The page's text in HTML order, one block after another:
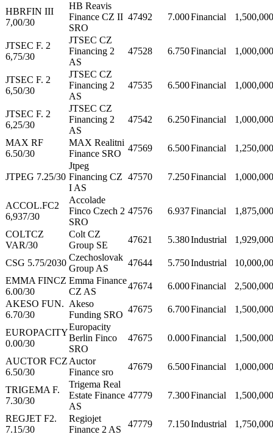
HBRFIN III
7,00/30
HB Reavis
Finance CZ II
SRO
47492 7.000Financial
JTSEC F. 2
6,75/30
JTSEC CZ
Financing 2
AS
47528 6.750Financial
JTSEC F. 2
6,50/30
JTSEC CZ
Financing 2
AS
47535 6.500Financial
JTSEC F. 2
6,25/30
JTSEC CZ
Financing 2
AS
47542 6.250Financial
MAX RF
6.50/30
MAX Realitni
Finance SRO
47569 6.500Financial
JTPEG 7.25/30
Jtpeg
Financing CZ
I AS
47570 7.250Financial
ACCOL.FC2
6,937/30
Accolade
Finco Czech 2
SRO
47576 6.937Financial
COLTCZ
VAR/30
Colt CZ
Group SE
47621 5.380Industrial
CSG 5.75/2030
Czechoslovak
Group AS
47644 5.750Industrial
EMMA FINCZ
6.00/30
Emma Finance
CZ AS
47674 6.000Financial
AKESO FUN.
6.70/30
Akeso
Funding SRO
47675 6.700Financial
EUROPACITY
0.00/30
Europacity
Berlin Finco
SRO
47675 0.000Financial
AUCTOR FCZ
6.50/30
Auctor
Finance sro
47679 6.500Financial
TRIGEMA F.
7.30/30
Trigema Real
Estate Finance
AS
47779 7.300Financial
REGJET F2.
7.15/30
Regiojet
Finance 2 AS
47779 7.150Industrial